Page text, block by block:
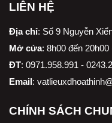
LIÊN HỆ
Địa chỉ: Số 9 Nguyễn
Mở cửa: 8h00 đến
ĐT: 0971.958.991 -
Email:
CHÍNH SÁCH